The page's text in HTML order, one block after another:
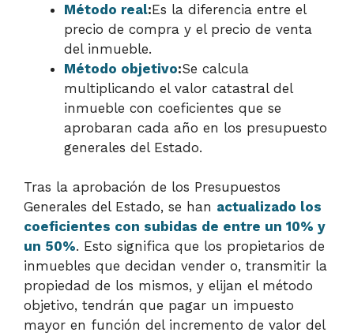
Método real:Es la diferencia entre el
precio de compra y el precio de venta
del inmueble.
Método objetivo:Se calcula
multiplicando el valor catastral del
inmueble con coeficientes que se
aprobaran cada año en los presupuesto
generales del Estado.
Tras la aprobación de los Presupuestos
Generales del Estado, se han actualizado los
coeficientes con subidas de entre un 10% y
un 50%. Esto significa que los propietarios de
inmuebles que decidan vender o, transmitir la
propiedad de los mismos, y elijan el método
objetivo, tendrán que pagar un impuesto
mayor en función del incremento de valor del